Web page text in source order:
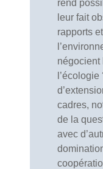
rend
leur fait
rapports
négocient
cadres,
de la
avec